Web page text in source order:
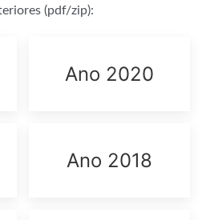
(pdf/zip):
Ano 2020
Ano 2018